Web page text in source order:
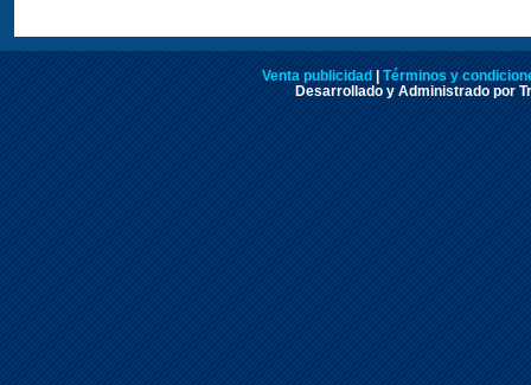
Venta publicidad
Términos y
Desarrollado y Administrado por